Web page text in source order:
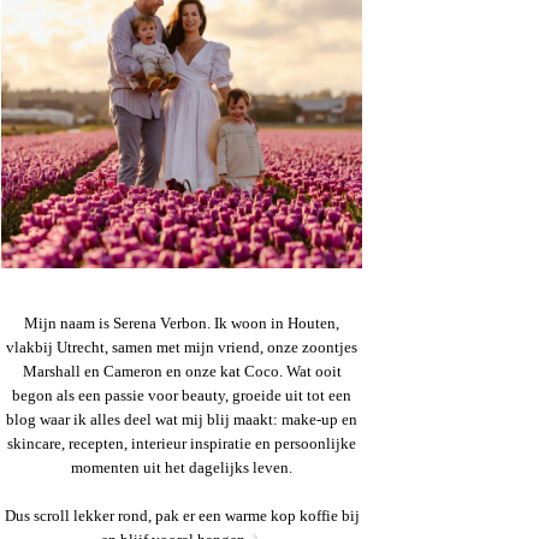
Mijn naam is Serena Verbon. Ik woon in Houten,
vlakbij Utrecht, samen met mijn vriend, onze zoontjes
Marshall en Cameron en onze kat Coco. Wat ooit
begon als een passie voor beauty, groeide uit tot een
blog waar ik alles deel wat mij blij maakt: make-up en
skincare, recepten, interieur inspiratie en persoonlijke
momenten uit het dagelijks leven.
Dus scroll lekker rond, pak er een warme kop koffie bij